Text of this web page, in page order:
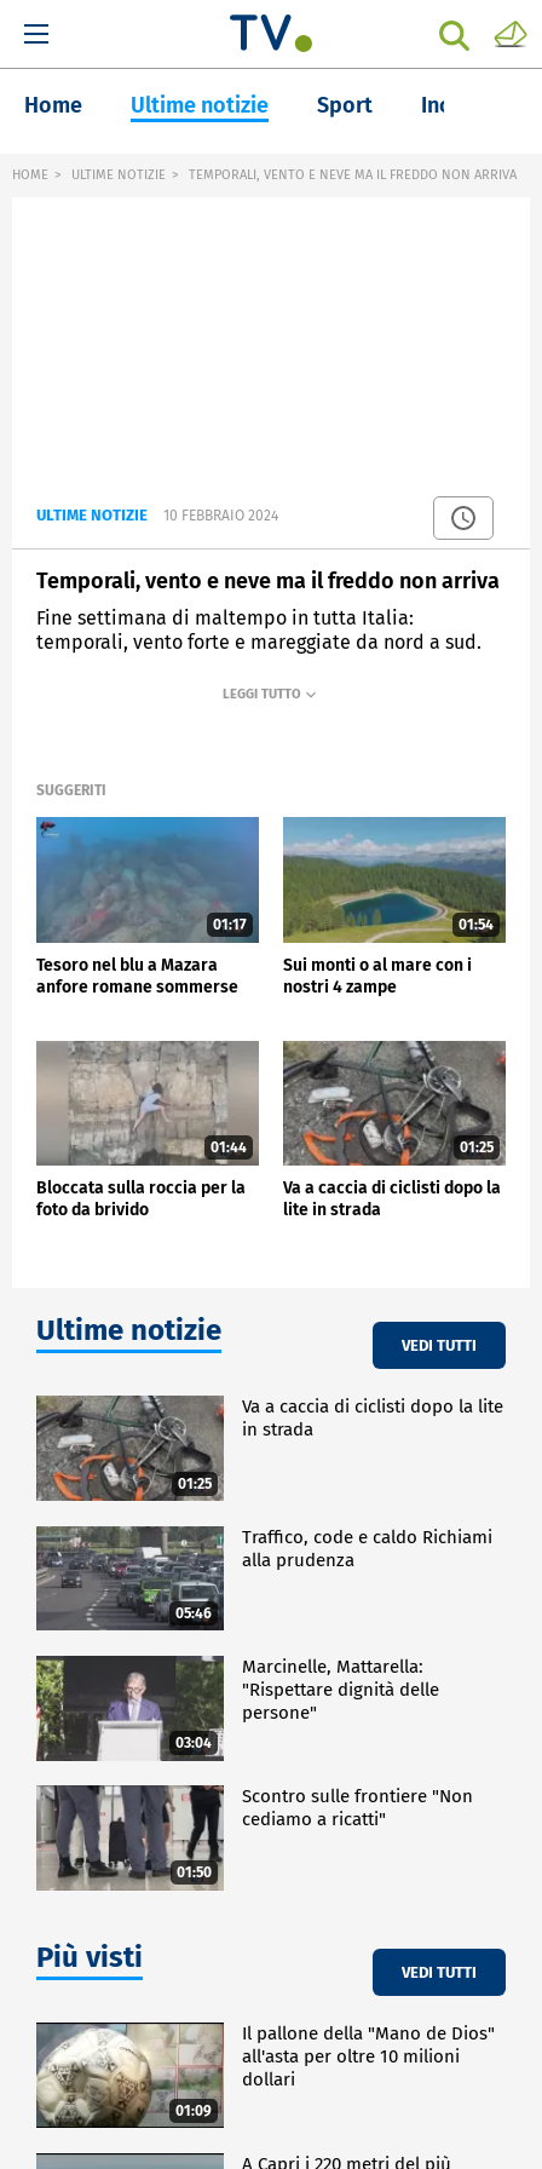
Home Ultime notizie Sport Inchieste
HOME ULTIME NOTIZIE TEMPORALI, VENTO E NEVE MA IL FREDDO NON ARRIVA
ULTIME NOTIZIE 10 FEBBRAIO 2024
Temporali, vento e neve ma il freddo non arriva
Fine settimana di maltempo in tutta Italia:
temporali, vento forte e mareggiate da nord a sud.
SUGGERITI
01:17
Tesoro nel blu a Mazara
anfore romane sommerse
01:54
Sui monti o al mare con i
nostri 4 zampe
01:44
Bloccata sulla roccia per la
foto da brivido
01:25
Va a caccia di ciclisti dopo la
lite in strada
Ultime notizie VEDI TUTTI
01:25
Va a caccia di ciclisti dopo la lite
in strada
05:46
Traffico, code e caldo Richiami
alla prudenza
03:04
Marcinelle, Mattarella:
"Rispettare dignità delle
persone"
01:50
Scontro sulle frontiere "Non
cediamo a ricatti"
Più visti VEDI TUTTI
01:09
Il pallone della "Mano de Dios"
all'asta per oltre 10 milioni
dollari
A Capri i 220 metri del più